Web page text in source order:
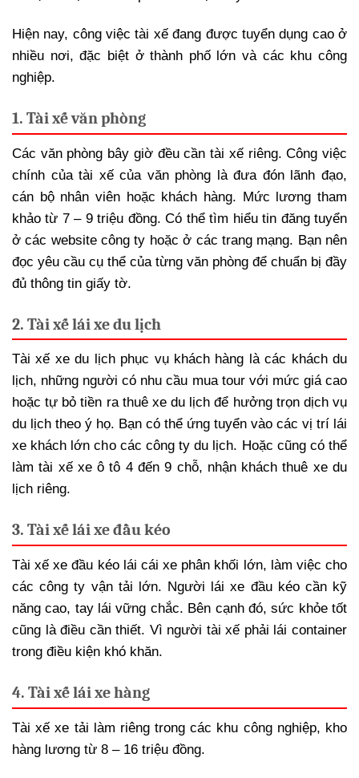
Hiện nay, công việc tài xế đang được tuyển dụng cao ở
nhiều nơi, đặc biệt ở thành phố lớn và các khu công
nghiệp.
1. Tài xế văn phòng
Các văn phòng bây giờ đều cần tài xế riêng. Công việc
chính của tài xế của văn phòng là đưa đón lãnh đạo,
cán bộ nhân viên hoặc khách hàng. Mức lương tham
khảo từ 7 – 9 triệu đồng. Có thể tìm hiểu tin đăng tuyển
ở các website công ty hoặc ở các trang mạng. Bạn nên
đọc yêu cầu cụ thể của từng văn phòng để chuẩn bị đầy
đủ thông tin giấy tờ.
2. Tài xế lái xe du lịch
Tài xế xe du lịch phục vụ khách hàng là các khách du
lịch, những người có nhu cầu mua tour với mức giá cao
hoặc tự bỏ tiền ra thuê xe du lịch để hưởng trọn dịch vụ
du lịch theo ý họ. Bạn có thể ứng tuyển vào các vị trí lái
xe khách lớn cho các công ty du lịch. Hoặc cũng có thể
làm tài xế xe ô tô 4 đến 9 chỗ, nhận khách thuê xe du
lịch riêng.
3. Tài xế lái xe đầu kéo
Tài xế xe đầu kéo lái cái xe phân khối lớn, làm việc cho
các công ty vận tải lớn. Người lái xe đầu kéo cần kỹ
năng cao, tay lái vững chắc. Bên cạnh đó, sức khỏe tốt
cũng là điều cần thiết. Vì người tài xế phải lái container
trong điều kiện khó khăn.
4. Tài xế lái xe hàng
Tài xế xe tải làm riêng trong các khu công nghiệp, kho
hàng lương từ 8 – 16 triệu đồng.